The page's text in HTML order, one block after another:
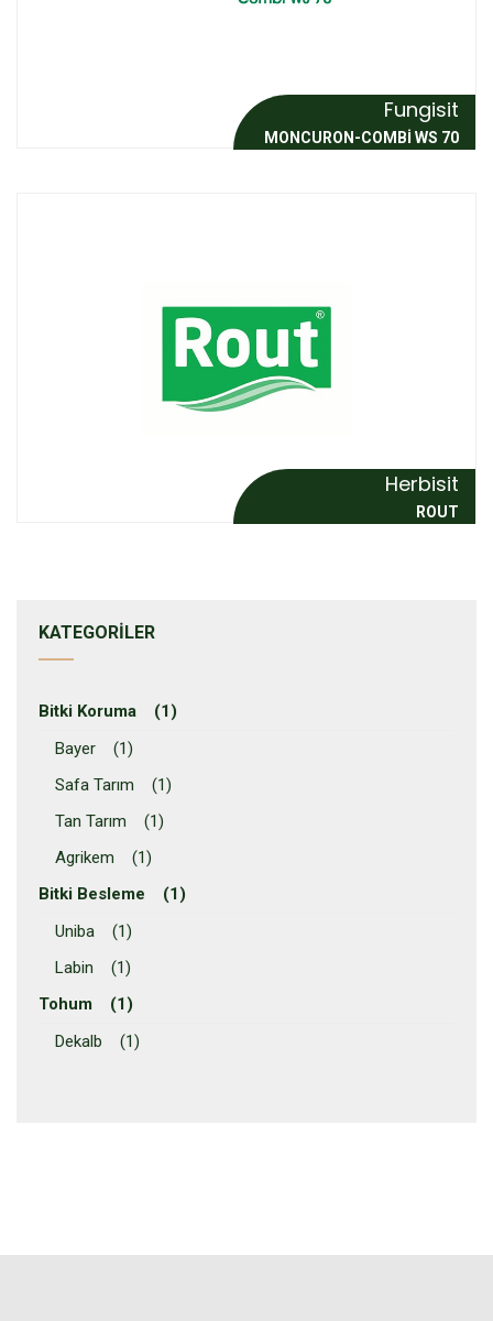
Fungisit
MONCURON-COMBİ WS 70
Herbisit
ROUT
KATEGORILER
Bitki Koruma (1)
Bayer (1)
Safa Tarım (1)
Tan Tarım (1)
Agrikem (1)
Bitki Besleme (1)
Uniba (1)
Labin (1)
Tohum (1)
Dekalb (1)